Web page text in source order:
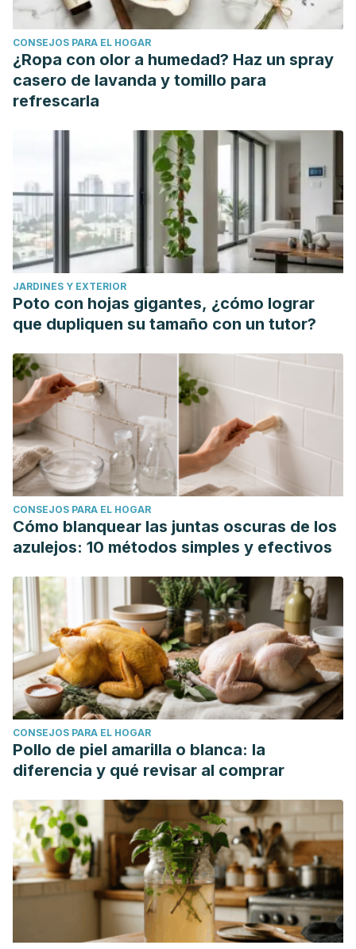
Concepción Escuintla. Guatemala: Universidad Galileo;
2018.
García M. Fármacos y productos naturales útiles para el
tratamiento de la alopecia y el cabello dañado. España:
Universidad de Sevilla; 2018.
CONSEJOS PARA EL HOGAR
¿Ropa con olor a humedad? Haz un spray
casero de lavanda y tomillo para
refrescarla
JARDINES Y EXTERIOR
Poto con hojas gigantes, ¿cómo lograr
que dupliquen su tamaño con un tutor?
CONSEJOS PARA EL HOGAR
Cómo blanquear las juntas oscuras de los
azulejos: 10 métodos simples y efectivos
CONSEJOS PARA EL HOGAR
Pollo de piel amarilla o blanca: la
diferencia y qué revisar al comprar